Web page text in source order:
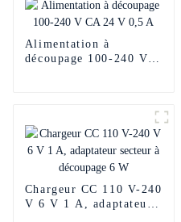
Alimentation à
découpage 100-240 V
Chargeur CC 110 V-240
V 6 V 1 A, adaptateur